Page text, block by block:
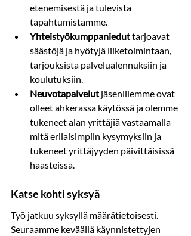
etenemisestä ja tulevista
tapahtumistamme.
Yhteistyökumppaniedut tarjoavat
säästöjä ja hyötyjä liiketoimintaan,
tarjouksista palvelualennuksiin ja
koulutuksiin.
Neuvotapalvelut jäsenillemme ovat
olleet ahkerassa käytössä ja olemme
tukeneet alan yrittäjiä vastaamalla
mitä erilaisimpiin kysymyksiin ja
tukeneet yrittäjyyden päivittäisissä
haasteissa.
Katse kohti syksyä
Työ jatkuu syksyllä määrätietoisesti.
Seuraamme keväällä käynnistettyjen